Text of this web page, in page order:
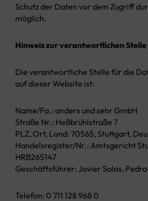
Schutz der Daten vor dem Zugriff
möglich.
Hinweis zur verantwortlichen Stelle
Die verantwortliche Stelle für die
auf dieser Website ist:
Name/Fa.: anders und sehr GmbH
Straße Nr.: Heßbrühlstraße 7
PLZ, Ort, Land: 70565, Stuttgart,
Handelsregister/Nr.: Amtsgericht
HRB265147
Geschäftsführer: Javier Salas, Pedro
Telefon: 0 711 128 968 0